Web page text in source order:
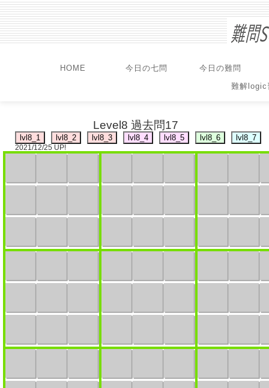
HOME 今日の七問
今日の難問
難解logic
Level8 過去問17
2021/12/25 UP!